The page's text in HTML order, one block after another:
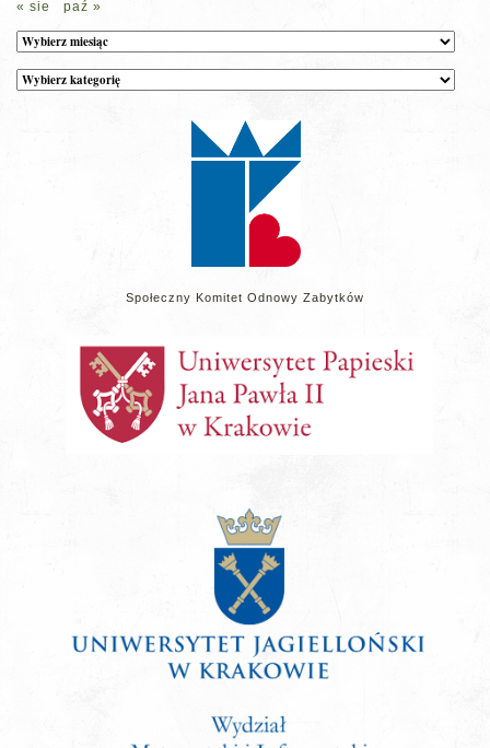
« sie paź »
Archiwum
Kategorie
wpisów
Społeczny Komitet Odnowy Zabytków